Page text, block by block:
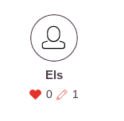
Els
0 1